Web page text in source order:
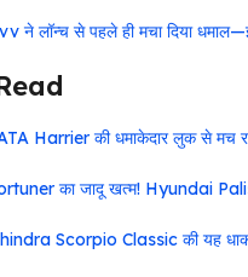
ने लॉन्च से पहले ही मचा दिया
Harrier की धमाकेदार लुक से मच
का जादू खत्म! Hyundai
Scorpio Classic की यह धाकड़